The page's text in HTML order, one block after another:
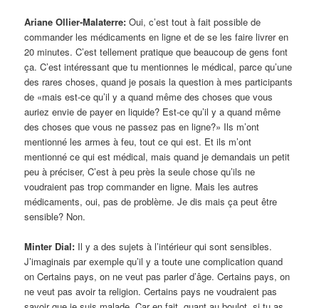
Ariane Ollier-Malaterre:Oui, c’est tout à fait possible de
commander les médicaments en ligne et de se les faire livrer en
20 minutes. C’est tellement pratique que beaucoup de gens font
ça. C’est intéressant que tu mentionnes le médical, parce qu’une
des rares choses, quand je posais la question à mes participants
de «mais est-ce qu’il y a quand même des choses que vous
auriez envie de payer en liquide? Est-ce qu’il y a quand même
des choses que vous ne passez pas en ligne?» Ils m’ont
mentionné les armes à feu, tout ce qui est. Et ils m’ont
mentionné ce qui est médical, mais quand je demandais un petit
peu à préciser, C’est à peu près la seule chose qu’ils ne
voudraient pas trop commander en ligne. Mais les autres
médicaments, oui, pas de problème. Je dis mais ça peut être
sensible? Non.
Minter Dial: Il y a des sujets à l’intérieur qui sont sensibles.
J’imaginais par exemple qu’il y a toute une complication quand
on Certains pays, on ne veut pas parler d’âge. Certains pays, on
ne veut pas avoir ta religion. Certains pays ne voudraient pas